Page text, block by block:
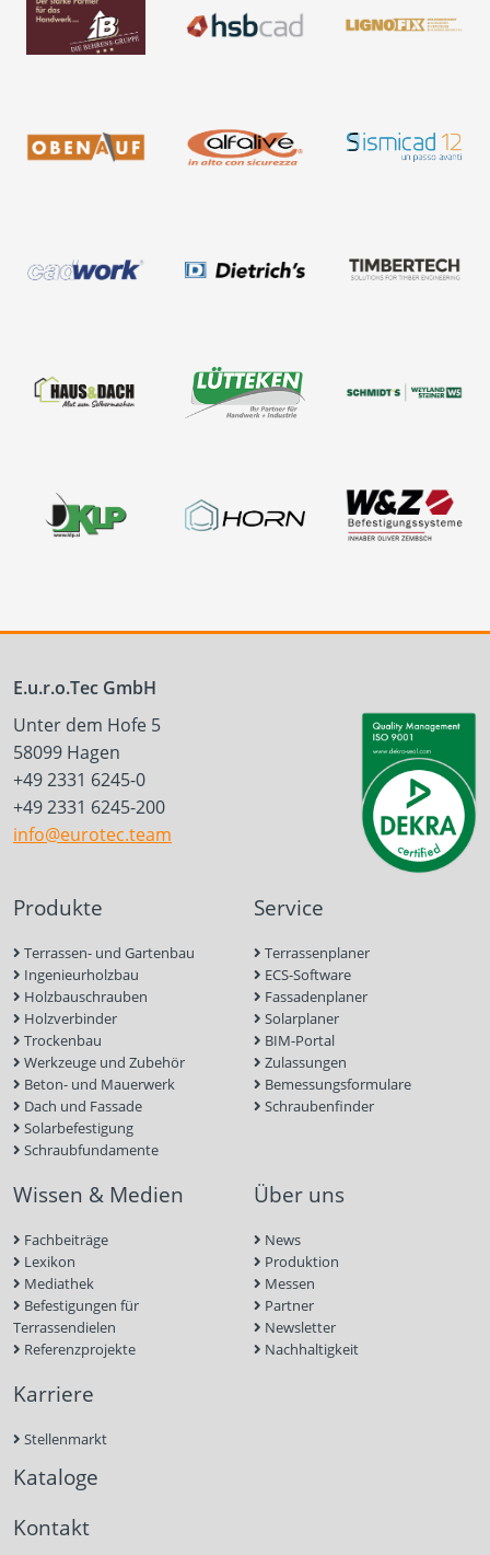
E.u.r.o.Tec GmbH
Unter dem Hofe 5
58099 Hagen
+49 2331 6245-0
+49 2331 6245-200
info@eurotec.team
Produkte
Terrassen- und Gartenbau
Ingenieurholzbau
Holzbauschrauben
Holzverbinder
Trockenbau
Werkzeuge und Zubehör
Beton- und Mauerwerk
Dach und Fassade
Solarbefestigung
Schraubfundamente
Service
Terrassenplaner
ECS-Software
Fassadenplaner
Solarplaner
BIM-Portal
Zulassungen
Bemessungsformulare
Schraubenfinder
Wissen & Medien
Fachbeiträge
Lexikon
Mediathek
Befestigungen für
Terrassendielen
Referenzprojekte
Über uns
News
Produktion
Messen
Partner
Newsletter
Nachhaltigkeit
Karriere
Stellenmarkt
Kataloge
Kontakt